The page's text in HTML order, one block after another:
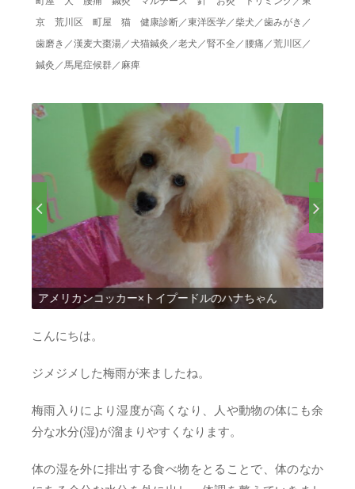
京 荒川区 町屋 猫 健康診断／東洋医学／柴犬 ／歯みがき ／
歯磨き ／漢麦大棗湯／犬猫鍼灸 ／老犬 ／腎不全 ／ 腰痛 ／荒川区 ／
鍼灸 ／馬尾症候群／ 麻痺
アメリカンコッカー×トイプードルのハナちゃん
こんにちは。
ジメジメした梅雨が来ましたね。
梅雨入りにより湿度が高くなり、人や動物の体にも余
分な水分(湿)が溜まりやすくなります。
体の湿を外に排出する食べ物をとることで、体のなか